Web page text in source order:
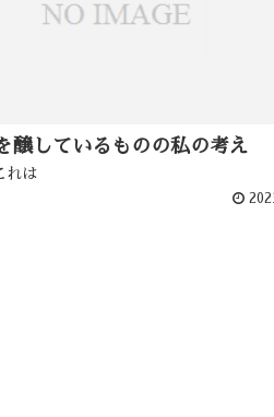
醸しているものの私の考え
れは